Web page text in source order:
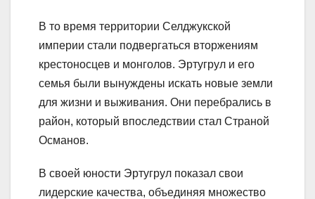
В то время территории Селджукской
империи стали подвергаться вторжениям
крестоносцев и монголов. Эртугрул и его
семья были вынуждены искать новые земли
для жизни и выживания. Они перебрались в
район, который впоследствии стал Страной
Османов.
В своей юности Эртугрул показал свои
лидерские качества, объединяя множество